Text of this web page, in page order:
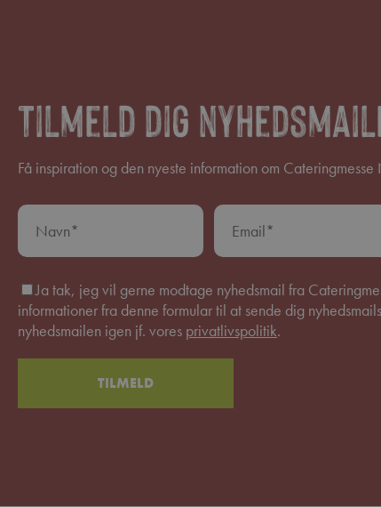
Tilmeld dig
Få inspiration og den nyeste information om
Ja tak, jeg vil gerne modtage nyhedsmail fra
informationer fra denne formular til at sende dig
nyhedsmailen igen jf. vores privatlivspolitik.